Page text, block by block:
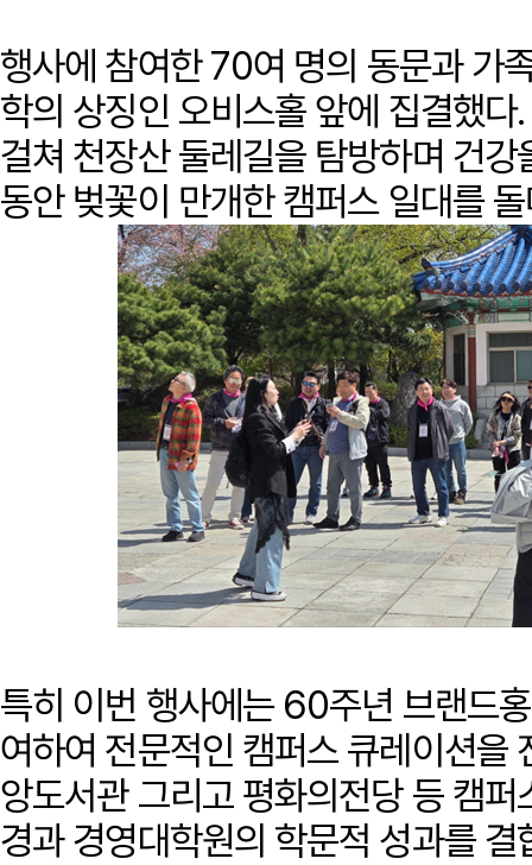
행사에 참여한 70여 명의 동문과 가
학의 상징인 오비스홀 앞에 집결했
걸쳐 천장산 둘레길을 탐방하며 건
동안 벚꽃이 만개한 캠퍼스 일대를
특히 이번 행사에는 60주년 브랜드
여하여 전문적인 캠퍼스 큐레이션을
앙도서관 그리고 평화의전당 등 캠
경과 경영대학원의 학문적 성과를